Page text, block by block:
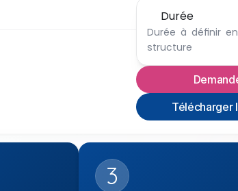
Durée
Durée à définir
structure
Télécharger
3